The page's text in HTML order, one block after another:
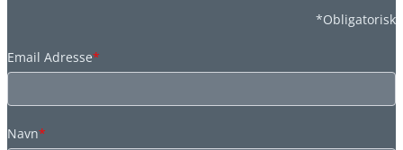
*Obligatorisk
Email Adresse*
Navn*